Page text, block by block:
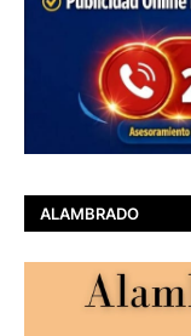
ALAMBRADO